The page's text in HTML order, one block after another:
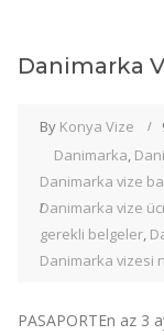
Danimarka
By Konya Vize
Danimarka,
Danimarka vize
Danimarka vize
gerekli belgeler,
Danimarka vizesi
PASAPORTEn az 3